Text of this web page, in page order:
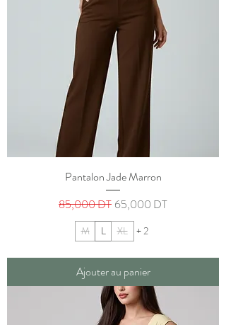
Pantalon Jade Marron
Prix original
85,000 DT Prix promotionnel
65,000 DT
M L XL + 2
Ajouter au panier